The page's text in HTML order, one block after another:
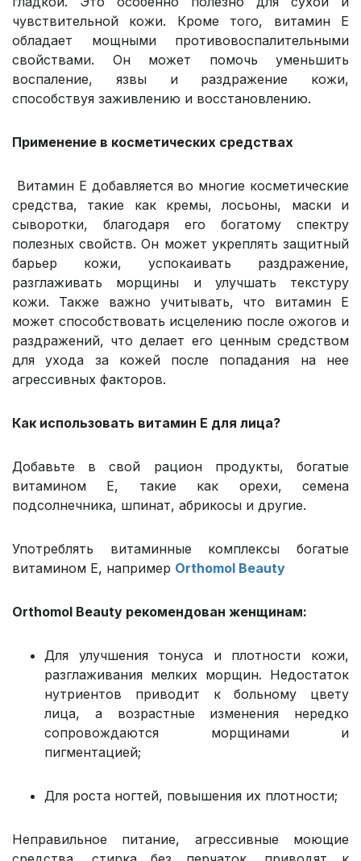
чувствительной кожи. Кроме того, витамин Е
обладает мощными противовоспалительными
свойствами. Он может помочь уменьшить
воспаление, язвы и раздражение кожи,
способствуя заживлению и восстановлению.
Применение в косметических средствах
Витамин Е добавляется во многие косметические
средства, такие как кремы, лосьоны, маски и
сыворотки, благодаря его богатому спектру
полезных свойств. Он может укреплять защитный
барьер кожи, успокаивать раздражение,
разглаживать морщины и улучшать текстуру
кожи. Также важно учитывать, что витамин Е
может способствовать исцелению после ожогов и
раздражений, что делает его ценным средством
для ухода за кожей после попадания на нее
агрессивных факторов.
Как использовать витамин Е для лица?
Добавьте в свой рацион продукты, богатые
витамином Е, такие как орехи, семена
подсолнечника, шпинат, абрикосы и другие.
Употреблять витаминные комплексы богатые
витамином Е, например Orthomol Beauty
Orthomol Beauty рекомендован женщинам:
Для улучшения тонуса и плотности кожи,
разглаживания мелких морщин. Недостаток
нутриентов приводит к больному цвету
лица, а возрастные изменения нередко
сопровождаются морщинами и
пигментацией;
Для роста ногтей, повышения их плотности;
Неправильное питание, агрессивные моющие